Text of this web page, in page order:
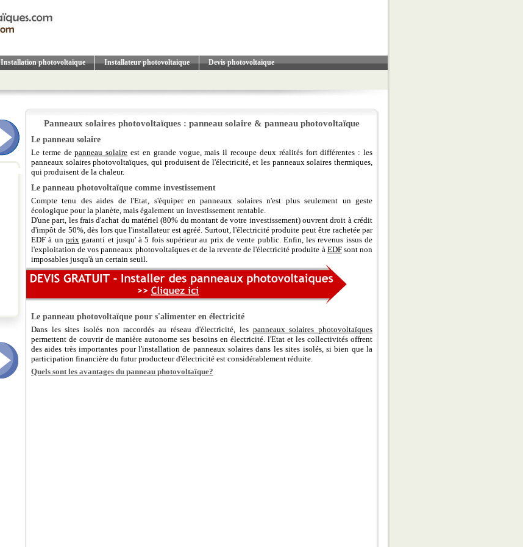
Installation photovoltaique Installateur photovoltaique Devis photovoltaique
Panneaux solaires photovoltaïques : panneau solaire & panneau photovoltaïque
Le panneau solaire
Le terme depanneau solaire est en grande vogue, mais il recoupe deux réalités fort différentes : les
panneaux solaires photovoltaïques, qui produisent de l'électricité, et les panneaux solaires thermiques,
qui produisent de la chaleur.
Le panneau photovoltaïque comme investissement
Compte tenu des aides de l'Etat, s'équiper en panneaux solaires n'est plus seulement un geste
écologique pour la planète, mais également un investissement rentable.
D'une part, les frais d'achat du matériel (80% du montant de votre investissement) ouvrent droit à crédit
d'impôt de 50%, dès lors que l'installateur est agréé. Surtout, l'électricité produite peut être rachetée par
EDF à un prixgaranti et jusqu' à 5 fois supérieur au prix de vente public. Enfin, les revenus issus de
l'exploitation de vos panneaux photovoltaïques et de la revente de l'électricité produite à EDFsont non
imposables jusqu'à un certain seuil.
Le panneau photovoltaïque pour s'alimenter en électricité
Dans les sites isolés non raccordés au réseau d'électricité, les panneaux solaires photovoltaïques
permettent de couvrir de manière autonome ses besoins en électricité. l'Etat et les collectivités offrent
des aides très importantes pour l'installation de panneaux solaires dans les sites isolés, si bien que la
participation financière du futur producteur d'électricité est considérablement réduite.
Quels sont les avantages du panneau photovoltaïque?